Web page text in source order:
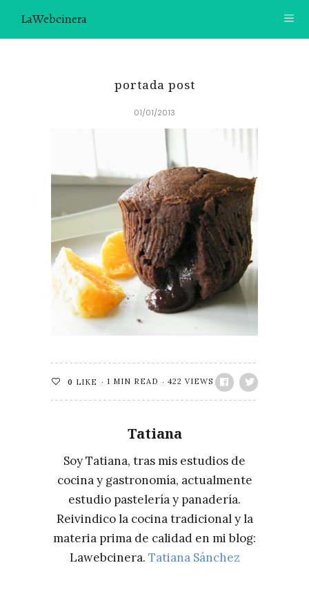
LaWebcinera
¿TE GUSTARÍA UNIRTE A NUESTRA AVENTURA GASTRON
ÚNETE A LA NEWSLETTER
RECOMENDACIONES
portada post
01/01/2013
0 LIKE 1 MIN READ 422 VIEWS
Tatiana
Soy Tatiana, tras mis estudios de
cocina y gastronomía, actualmente
estudio pastelería y panadería.
Reivindico la cocina tradicional y la
materia prima de calidad en mi blog:
Lawebcinera. Tatiana Sánchez